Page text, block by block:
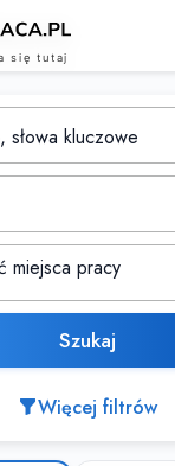
kluczowe
miejsca pracy
Szukaj
Więcej filtrów